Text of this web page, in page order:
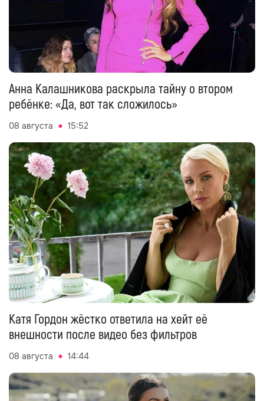
Анна Калашникова раскрыла тайну о втором
ребёнке: «Да, вот так сложилось»
08 августа 15:52
Катя Гордон жёстко ответила на хейт её
внешности после видео без фильтров
08 августа 14:44